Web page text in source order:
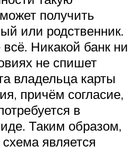
получить
или родственник.
Никакой банк ни
не спишет
владельца карты
причём согласие,
в
Таким образом,
является